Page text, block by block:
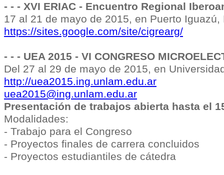
- - - XVI ERIAC - Encuentro Regional
17 al 21 de mayo de 2015, en Puerto Iguazú,
https://sites.google.com/site/cigrearg/
- - - UEA 2015 - VI CONGRESO
Del 27 al 29 de mayo de 2015, en
http://uea2015.ing.unlam.edu.ar
uea2015@ing.unlam.edu.ar
Presentación de trabajos abierta hasta el
Modalidades:
- Trabajo para el Congreso
- Proyectos finales de carrera concluidos
- Proyectos estudiantiles de cátedra